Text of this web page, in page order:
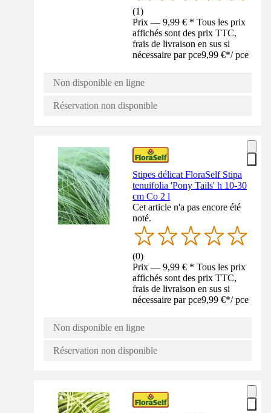
(1)
Prix — 9,99 € * Tous les prix
affichés sont des prix TTC,
frais de livraison en sus si
nécessaire par pce9,99 €*/ pce
Non disponible en ligne
Réservation non disponible
Stipes délicat FloraSelf Stipa
tenuifolia 'Pony Tails' h 10-30
cm Co 2 l
Cet article n'a pas encore été
noté.
(0)
Prix — 9,99 € * Tous les prix
affichés sont des prix TTC,
frais de livraison en sus si
nécessaire par pce9,99 €*/ pce
Non disponible en ligne
Réservation non disponible